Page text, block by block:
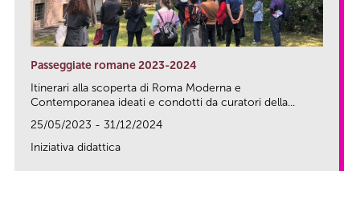
Passeggiate romane 2023-2024
Itinerari alla scoperta di Roma Moderna e
Contemporanea ideati e condotti da curatori della...
25/05/2023 - 31/12/2024
Iniziativa didattica